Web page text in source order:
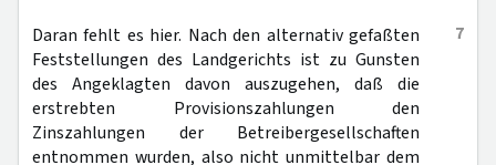
7
Daran fehlt es hier. Nach den alternativ gefaßten
Feststellungen des Landgerichts ist zu Gunsten
des Angeklagten davon auszugehen, daß die
erstrebten Provisionszahlungen den
Zinszahlungen der Betreibergesellschaften
entnommen wurden, also nicht unmittelbar dem